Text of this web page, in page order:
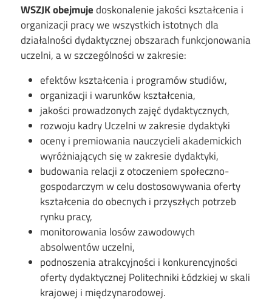
WSZJK obejmujedoskonalenie jakości kształcenia i
organizacji pracy we wszystkich istotnych dla
działalności dydaktycznej obszarach funkcjonowania
uczelni, a w szczególności w zakresie:
efektów kształcenia i programów studiów,
organizacji i warunków kształcenia,
jakości prowadzonych zajęć dydaktycznych,
rozwoju kadry Uczelni w zakresie dydaktyki
oceny i premiowania nauczycieli akademickich
wyróżniających się w zakresie dydaktyki,
budowania relacji z otoczeniem społeczno-
gospodarczym w celu dostosowywania oferty
kształcenia do obecnych i przyszłych potrzeb
rynku pracy,
monitorowania losów zawodowych
absolwentów uczelni,
podnoszenia atrakcyjności i konkurencyjności
oferty dydaktycznej Politechniki Łódzkiej w skali
krajowej i międzynarodowej.